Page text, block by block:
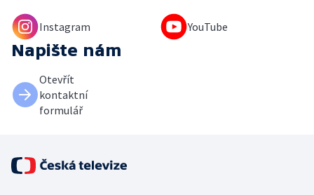
Instagram YouTube
Napište nám
Otevřít
kontaktní
formulář